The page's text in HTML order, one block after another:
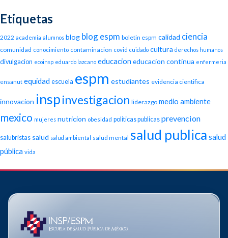
Etiquetas
2022 academia alumnos blog blog espm boletin espm calidad ciencia
comunidad conocimiento contaminacion covid cuidado cultura derechos humanos
divulgacion ecoinsp eduardo lazcano educacion educacion continua enfermeria
ensanut equidad escuela espm estudiantes evidencia cientifica
innovacion inspinvestigacion liderazgo medio ambiente
mexico mujeres nutricion obesidad politicas publicas prevencion
salubristas salud salud ambiental salud mental salud publica salud
pública vida